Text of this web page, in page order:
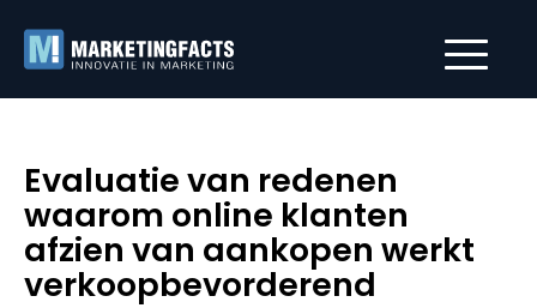
Evaluatie van redenen
waarom online klanten
afzien van aankopen werkt
verkoopbevorderend